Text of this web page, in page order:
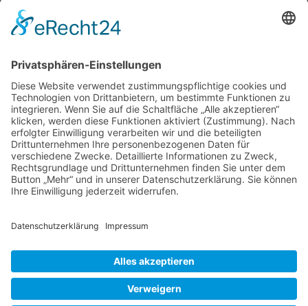
Termine
DIE LINKE. Schwalm-Eder
Steingasse 5
34613 Schwalmstadt
Tel.06691 8077899
info@die-linke-schwalm-eder.de
Gesetzliches
Impressum
Cookie-Einstellungen
© 2026 DIE LINKE. Schwalm-Eder